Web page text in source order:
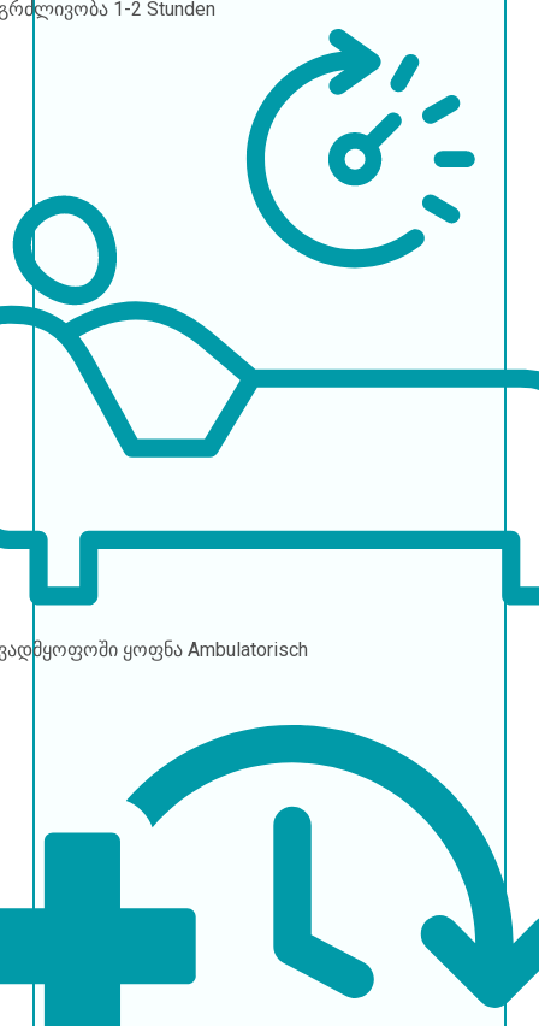
1-2 Stunden
ყოფნა Ambulatorisch